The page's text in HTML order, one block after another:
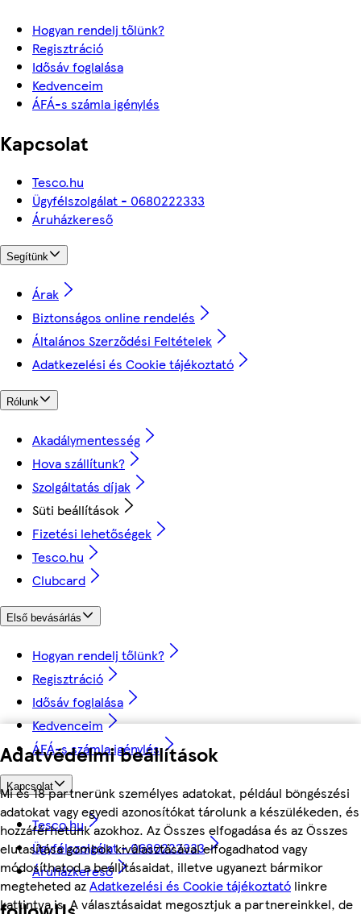
Adatvédelmi beállítások
Mi és 18 partnerünk személyes adatokat, például böngészési
adatokat vagy egyedi azonosítókat tárolunk a készülékeden, és
hozzáférhetünk azokhoz. Az Összes elfogadása és az Összes
elutasítása gombok kiválasztásával elfogadhatod vagy
módosíthatod a beállításaidat, illetve ugyanezt bármikor
megteheted azAdatkezelési és Cookie tájékoztató linkre
kattintva is. A választásaidat megosztjuk a partnereinkkel, de
Hogyan rendelj tőlünk?
Regisztráció
Idősáv foglalása
Kedvenceim
ÁFÁ-s számla igénylés
Kapcsolat
Tesco.hu
Ügyfélszolgálat - 0680222333
Áruházkereső
Segítünk
Árak
Biztonságos online rendelés
Általános Szerződési Feltételek
Adatkezelési és Cookie tájékoztató
Rólunk
Akadálymentesség
Hova szállítunk?
Szolgáltatás díjak
Süti beállítások
Fizetési lehetőségek
Tesco.hu
Clubcard
Első bevásárlás
Hogyan rendelj tőlünk?
Regisztráció
Idősáv foglalása
Kedvenceim
ÁFÁ-s számla igénylés
Kapcsolat
Tesco.hu
Ügyfélszolgálat - 0680222333
Áruházkereső